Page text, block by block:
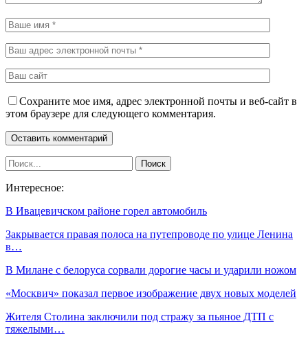
Сохраните мое имя, адрес электронной почты и веб-сайт в
этом браузере для следующего комментария.
Интересное:
В Ивацевичском районе горел автомобиль
Закрывается правая полоса на путепроводе по улице Ленина
в…
В Милане с белоруса сорвали дорогие часы и ударили ножом
«Москвич» показал первое изображение двух новых моделей
Жителя Столина заключили под стражу за пьяное ДТП с
тяжелыми…